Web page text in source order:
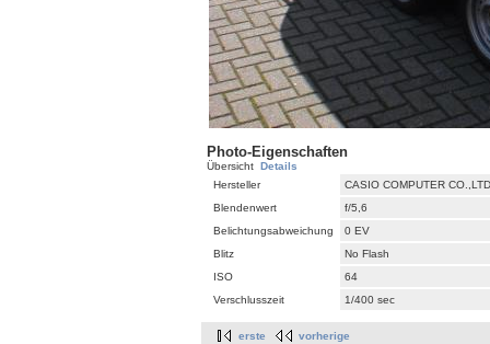
Photo-Eigenschaften
Übersicht Details
Hersteller
CASIO COMPUTER
Blendenwert
f/5,6
Belichtungsabweichung
0 EV
Blitz
No Flash
ISO
64
Verschlusszeit
1/400 sec
erste vorherige